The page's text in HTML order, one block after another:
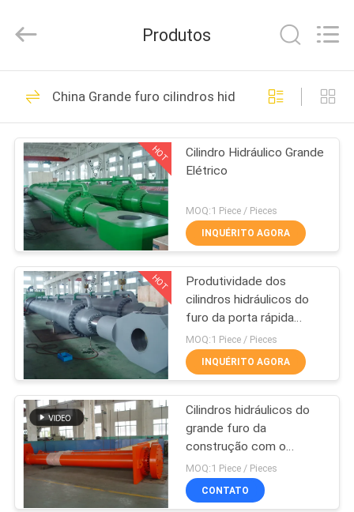
PARA
CASA
PRODUTOS
VÍDEOS
SOBRE
NÓS
VISITA
FÁBRICA
CONTROLE
DE
QUALIDADE
EQUIPMENT
CO.,LTD.
Reserved.
Cilindro hidráulico
78
atuação único
cilindro hidráulico
14
Cilindro hidráulico
ativo dobro
Produtos
China Grande furo cilindros hidráulicos
HOT
Cilindro Hidráulico Grande
Elétrico
MOQ:1 Piece / Pieces
INQUÉRITO AGORA
HOT
Produtividade dos
cilindros hidráulicos do
furo da porta rápida
plana do OEM grande
sobre 2000t
MOQ:1 Piece / Pieces
INQUÉRITO AGORA
Cilindros hidráulicos do
grande furo da
construção com o
sensor do deslocamento
MOQ:1 Piece / Pieces
CONTATO